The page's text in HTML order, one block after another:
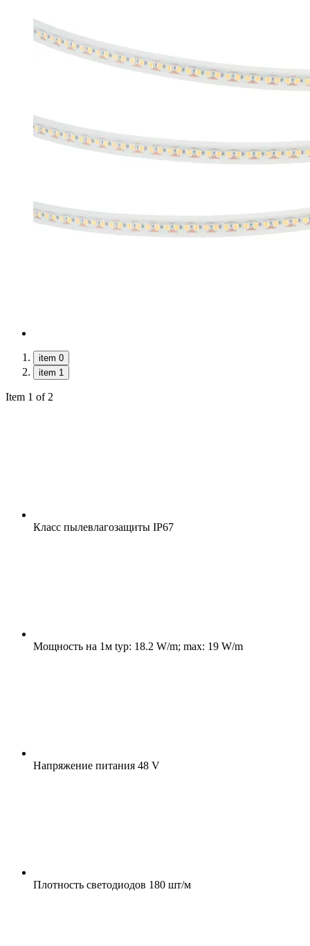
item 0
item 1
Item 1 of 2
Класс пылевлагозащиты IP67
Мощность на 1м typ: 18.2 W/m; max: 19 W/m
Напряжение питания 48 V
Плотность светодиодов 180 шт/м